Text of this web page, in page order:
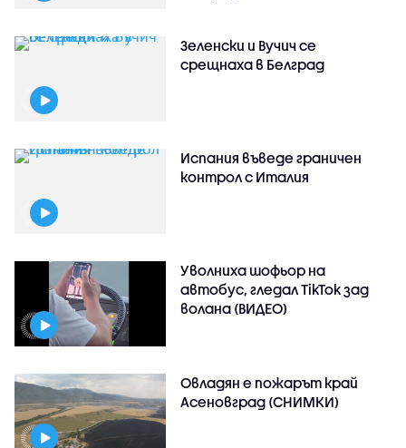
Зеленски и Вучич се
срещнаха в Белград
Испания въведе граничен
контрол с Италия
Уволниха шофьор на
автобус, гледал TikTok зад
волана (ВИДЕО)
Овладян е пожарът край
Асеновград (СНИМКИ)